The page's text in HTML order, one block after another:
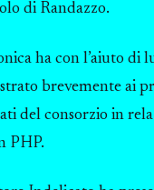
di Randazzo.
ha con l’aiuto di
brevemente ai
del consorzio in
PHP.